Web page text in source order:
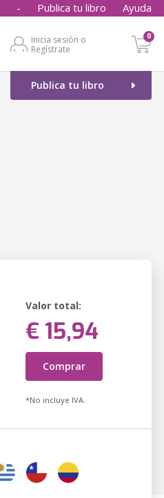
- Publica tu libro Ayuda
Inicia sesión o
Regístrate
0
Publica tu libro
Valor total:
€ 15,94
Comprar
*No incluye IVA.